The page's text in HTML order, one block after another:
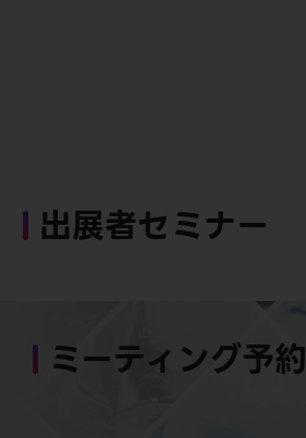
出展者セミナー
ミーティング予約